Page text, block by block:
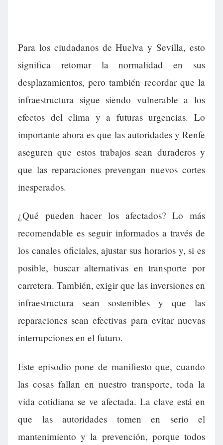
Para los ciudadanos de Huelva y Sevilla, esto
significa retomar la normalidad en sus
desplazamientos, pero también recordar que la
infraestructura sigue siendo vulnerable a los
efectos del clima y a futuras urgencias. Lo
importante ahora es que las autoridades y Renfe
aseguren que estos trabajos sean duraderos y
que las reparaciones prevengan nuevos cortes
inesperados.
¿Qué pueden hacer los afectados? Lo más
recomendable es seguir informados a través de
los canales oficiales, ajustar sus horarios y, si es
posible, buscar alternativas en transporte por
carretera. También, exigir que las inversiones en
infraestructura sean sostenibles y que las
reparaciones sean efectivas para evitar nuevas
interrupciones en el futuro.
Este episodio pone de manifiesto que, cuando
las cosas fallan en nuestro transporte, toda la
vida cotidiana se ve afectada. La clave está en
que las autoridades tomen en serio el
mantenimiento y la prevención, porque todos